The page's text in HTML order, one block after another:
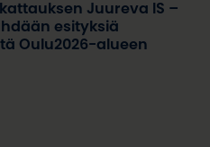
Juureva IS –
esityksiä
Oulu2026-alueen